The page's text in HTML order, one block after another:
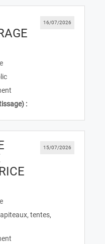
16/07/2026
:
15/07/2026
tentes,